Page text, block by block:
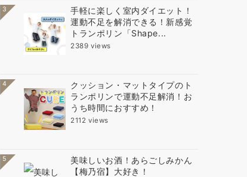
3
手軽に楽しく室内ダイエット！
運動不足を解消できる！新感覚
トランポリン「Shape...
2389 views
4
クッション・マットタイプのト
ランポリンで運動不足解消！お
うち時間におすすめ！
2112 views
5
美味しいお酒！あらごしみかん
【梅乃宿】大好き！